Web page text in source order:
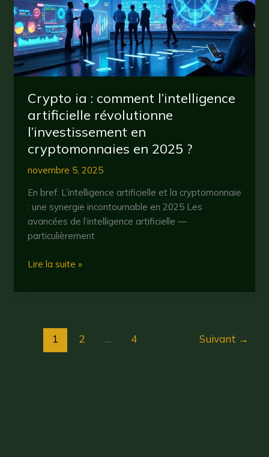
comprendre
et
investir
en
2025
Crypto ia : comment l’intelligence
artificielle révolutionne
l’investissement en
cryptomonnaies en 2025 ?
novembre 5, 2025
En bref: L’intelligence artificielle et la cryptomonnaie
: une synergie incontournable en 2025 Les
avancées de l’intelligence artificielle —
particulièrement
Crypto
:
artificielle
révolutionne
Lire la suite »
1 2 … 4 Suivant →